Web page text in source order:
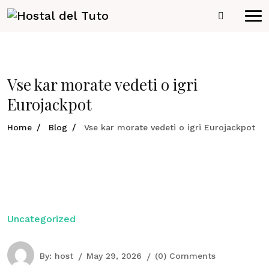
Vse kar morate vedeti o igri
Eurojackpot
Home Blog Vse kar morate vedeti o igri Eurojackpot
Uncategorized
By: host May 29, 2026 (0) Comments